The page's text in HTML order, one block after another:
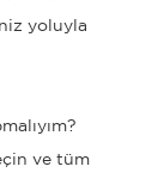
yoluyla